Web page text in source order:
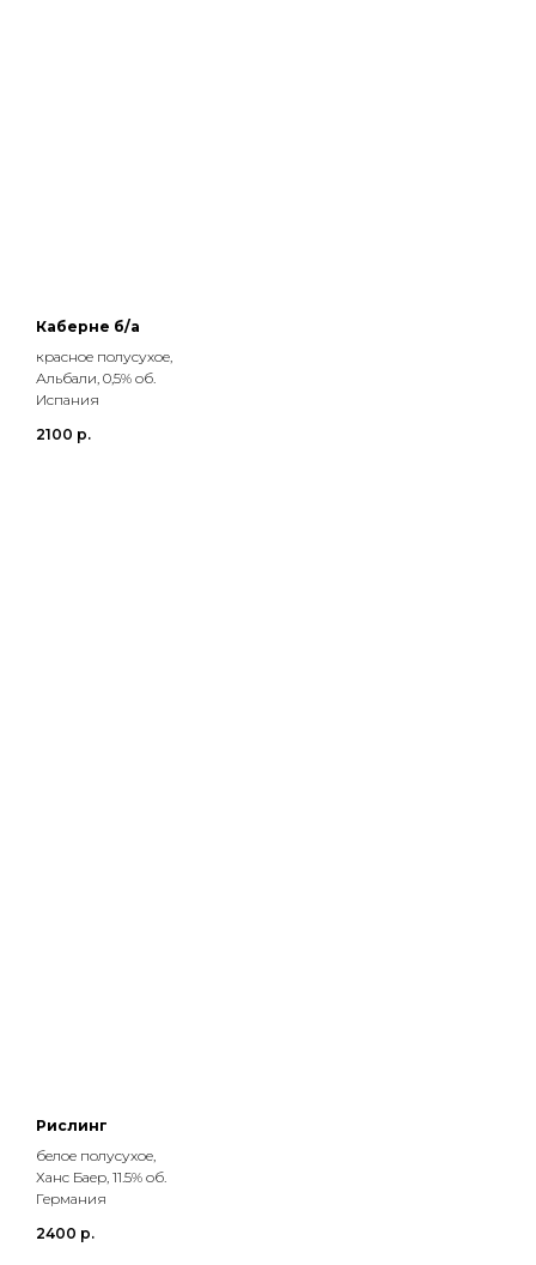
Каберне б/а
красное полусухое,
Альбали, 0,5% об.
Испания
2100 р.
Рислинг
белое полусухое,
Ханс Баер, 11.5% об.
Германия
2400 р.